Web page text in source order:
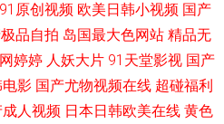
91原创视频 欧美日韩小视频 国产
品自拍 岛国最大色网站 精品无
婷婷 人妖大片 91天堂影视 国产
影 国产尤物视频在线 超碰福利
人视频 日本日韩欧美在线 黄色